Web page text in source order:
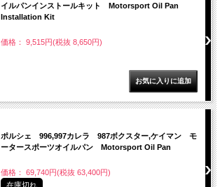
イルパンインストールキット Motorsport Oil Pan
Installation Kit
価格： 9,515円(税抜 8,650円)
ポルシェ 996,997カレラ 987ボクスター,ケイマン モ
ータースポーツオイルパン Motorsport Oil Pan
価格： 69,740円(税抜 63,400円)
在庫切れ